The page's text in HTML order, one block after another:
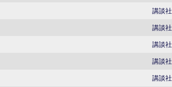
講談社
講談社
講談社
講談社
講談社